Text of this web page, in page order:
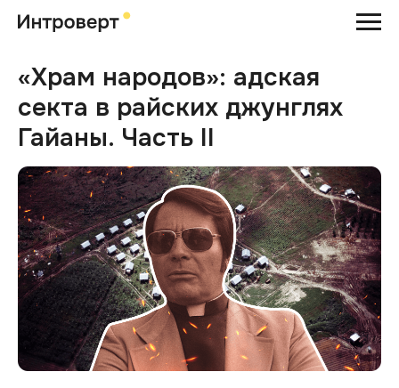
«Храм народов»: адская
секта в райских джунглях
Гайаны. Часть II